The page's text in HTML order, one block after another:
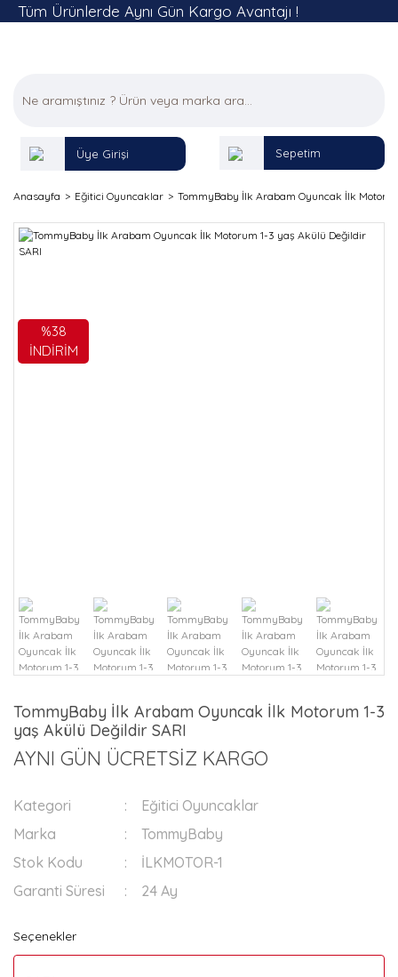
Tüm Ürünlerde Aynı Gün Kargo Avantajı !
Üye Girişi Sepetim
Anasayfa Eğitici Oyuncaklar TommyBaby İlk Arabam Oyuncak İlk
TommyBaby İlk Arabam Oyuncak İlk Motorum 1-3
yaş Akülü Değildir SARI
AYNI GÜN ÜCRETSİZ KARGO
Kategori
Eğitici Oyuncaklar
Marka
TommyBaby
Stok Kodu
İLKMOTOR-1
Garanti Süresi
24 Ay
Seçenekler
%38
İNDİRİM